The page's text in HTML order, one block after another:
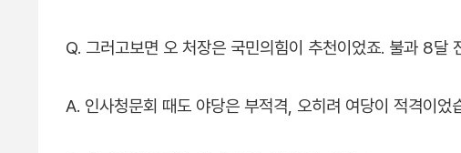
Q. 그러고보면 오 처장은 국민의힘이 추천이었죠. 불과 8달
A. 인사청문회 때도 야당은 부적격, 오히려 여당이 적격이었